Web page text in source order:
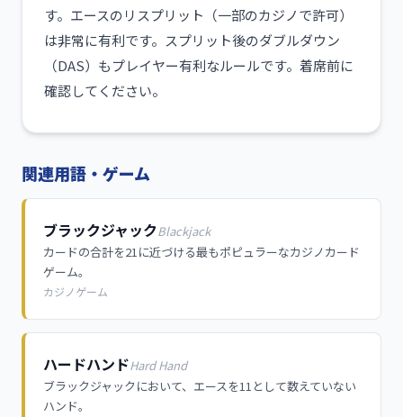
す。エースのリスプリット（一部のカジノで許可）
は非常に有利です。スプリット後のダブルダウン
（DAS）もプレイヤー有利なルールです。着席前に
確認してください。
関連用語・ゲーム
ブラックジャックBlackjack
カードの合計を21に近づける最もポピュラーなカジノカード
ゲーム。
カジノゲーム
ハードハンドHard Hand
ブラックジャックにおいて、エースを11として数えていない
ハンド。